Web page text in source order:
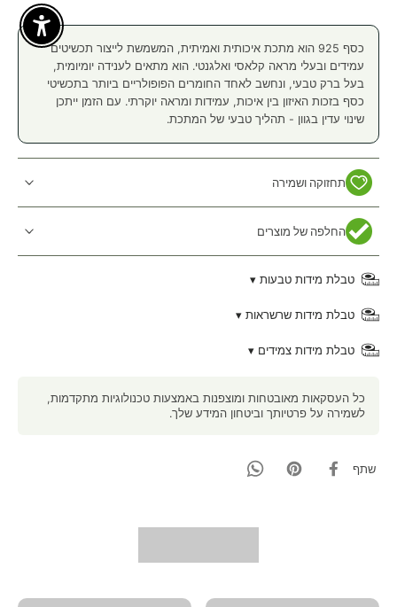
כסף 925 הוא מתכת איכותית ואמיתית, המשמשת לייצור תכשיטים
עמידים ובעלי מראה קלאסי ואלגנטי. הוא מתאים לענידה יומיומית,
בעל ברק טבעי, ונחשב לאחד החומרים הפופולריים ביותר בתכשיטי
כסף בזכות האיזון בין איכות, עמידות ומראה יוקרתי. עם הזמן ייתכן
שינוי עדין בגוון - תהליך טבעי של המתכת.
תחזוקה ושמירה
החלפה של מוצרים
טבלת מידות טבעות ▾
טבלת מידות שרשראות ▾
טבלת מידות צמידים ▾
כל העסקאות מאובטחות ומוצפנות באמצעות טכנולוגיות מתקדמות,
לשמירה על פרטיותך וביטחון המידע שלך.
שתף
Enable Accessibility